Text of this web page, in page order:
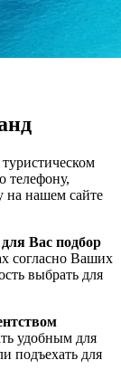
туристическом
телефону,
на нашем сайте
Вас подбор
согласно Ваших
выбрать для
удобным для
подъехать для